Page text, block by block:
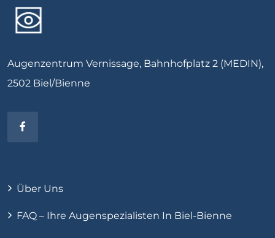
Augenzentrum Vernissage, Bahnhofplatz 2 (MEDIN),
2502 Biel/Bienne
Über Uns
FAQ – Ihre Augenspezialisten In Biel-Bienne